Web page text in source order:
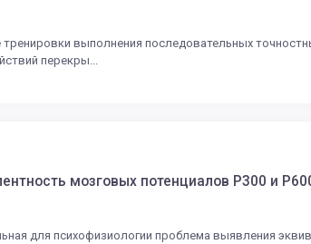
тренировки выполнения последовательных
перекры...
мозговых потенциалов Р300 и
для психофизиологии проблема выявления